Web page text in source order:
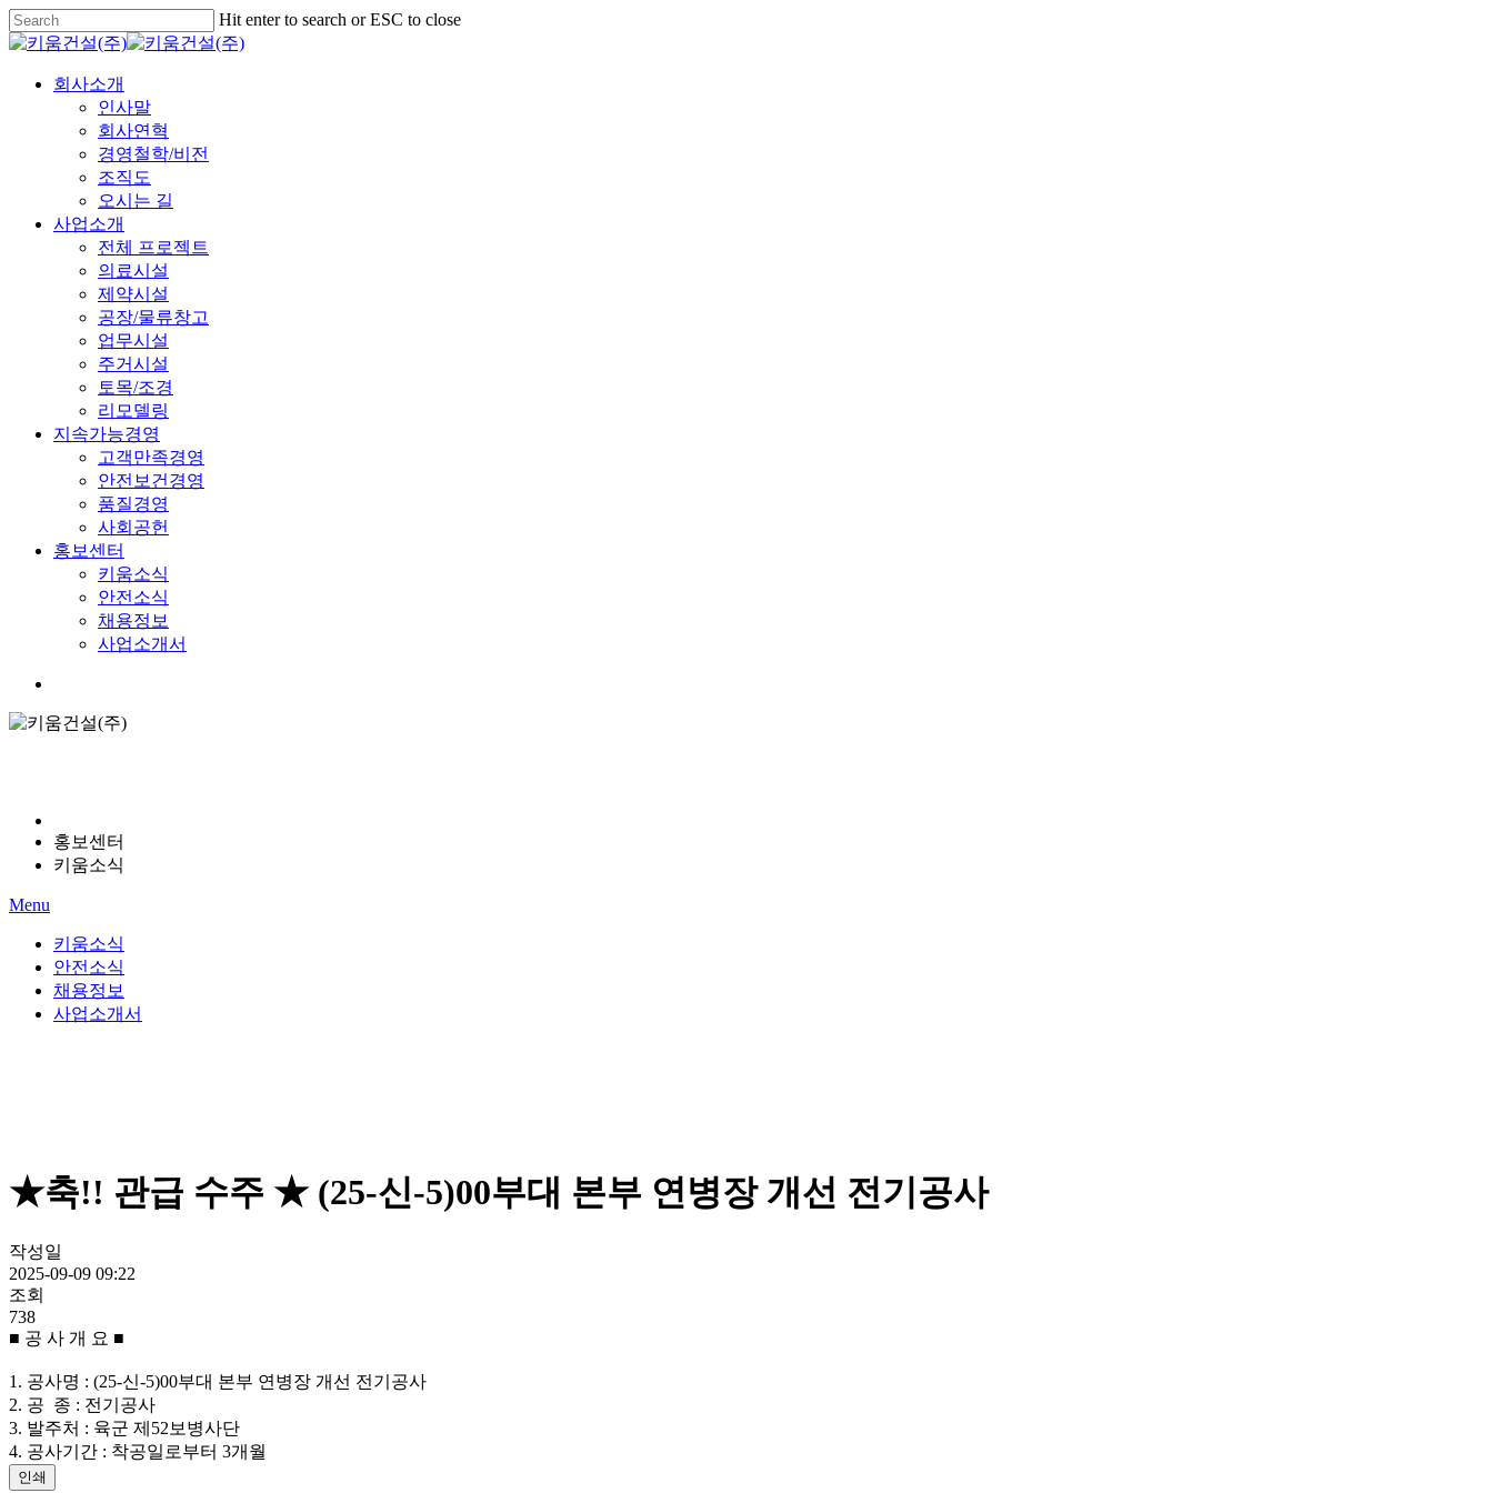
Skip
to
main
content
Hit enter to search or ESC to close
Close
Menu
회사소개
인사말
회사연혁
경영철학/비전
조직도
오시는 길
사업소개
전체 프로젝트
의료시설
제약시설
공장/물류창고
업무시설
주거시설
토목/조경
리모델링
지속가능경영
고객만족경영
안전보건경영
품질경영
사회공헌
홍보센터
키움소식
안전소식
채용정보
사업소개서
홍보센터
키움소식
Menu
키움소식
안전소식
채용정보
사업소개서
★축!! 관급 수주 ★ (25-신-5)00부대 본부 연병장 개선 전기공사
작성일
2025-09-09 09:22
조회
738
■ 공 사 개 요 ■
1. 공사명 : (25-신-5)00부대 본부 연병장 개선 전기공사
2. 공 종 : 전기공사
3. 발주처 : 육군 제52보병사단
4. 공사기간 : 착공일로부터 3개월
인쇄